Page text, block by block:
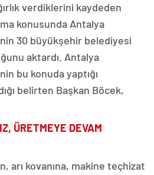
verdiklerini kaydeden
konusunda Antalya
30 büyükşehir belediyesi
aktardı. Antalya
bu konuda yaptığı
belirten Başkan Böcek,
ÜRETMEYE DEVAM
arı kovanına, makine teçhizat